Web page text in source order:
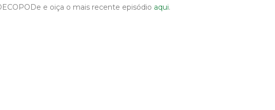
e oiça o mais recente episódio aqui.